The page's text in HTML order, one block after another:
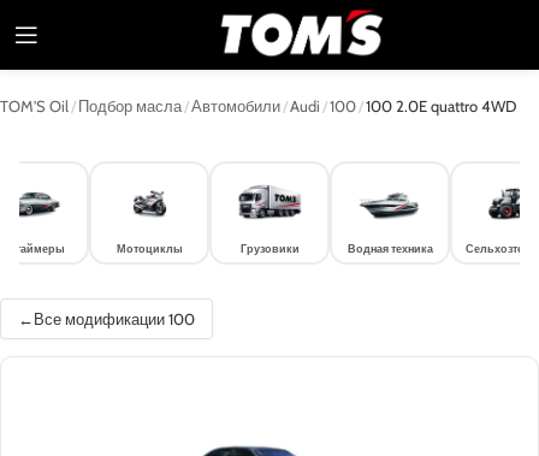
TOM'S Oil /Подбор масла/Автомобили/Audi /100/100 2.0E quattro 4WD
Мотоциклы Грузовики Водная техника
Все модификации 100